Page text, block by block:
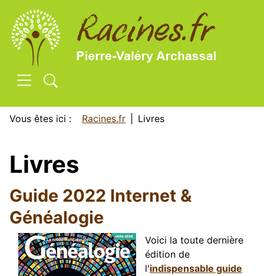
SKIP TO MAIN CONTENT
Vous êtes ici : Racines.fr Livres
Livres
Guide 2022 Internet &
Généalogie
Voici la toute dernière
édition de
l'indispensable guide